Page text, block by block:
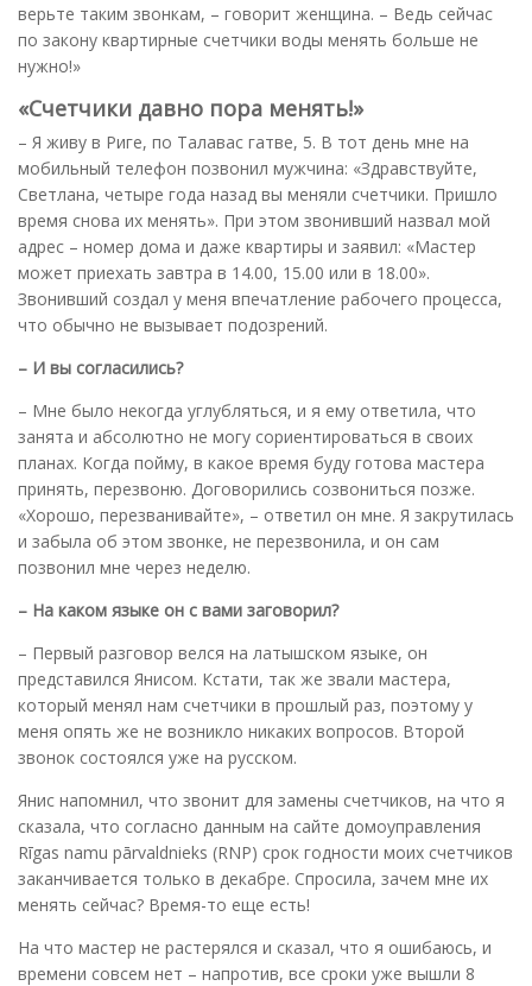
верьте таким звонкам, – говорит женщина. – Ведь сейчас
по закону квартирные счетчики воды менять больше не
нужно!»
«Счетчики давно пора менять!»
– Я живу в Риге, по Талавас гатве, 5. В тот день мне на
мобильный телефон позвонил мужчина: «Здравствуйте,
Светлана, четыре года назад вы меняли счетчики. Пришло
время снова их менять». При этом звонивший назвал мой
адрес – номер дома и даже квартиры и заявил: «Мастер
может приехать завтра в 14.00, 15.00 или в 18.00».
Звонивший создал у меня впечатление рабочего процесса,
что обычно не вызывает подозрений.
– И вы согласились?
– Мне было некогда углубляться, и я ему ответила, что
занята и абсолютно не могу сориентироваться в своих
планах. Когда пойму, в какое время буду готова мастера
принять, перезвоню. Договорились созвониться позже.
«Хорошо, перезванивайте», – ответил он мне. Я закрутилась
и забыла об этом звонке, не перезвонила, и он сам
позвонил мне через неделю.
– На каком языке он с вами заговорил?
– Первый разговор велся на латышском языке, он
представился Янисом. Кстати, так же звали мастера,
который менял нам счетчики в прошлый раз, поэтому у
меня опять же не возникло никаких вопросов. Второй
звонок состоялся уже на русском.
Янис напомнил, что звонит для замены счетчиков, на что я
сказала, что согласно данным на сайте домоуправления
Rīgas namu pārvaldnieks (RNP) срок годности моих счетчиков
заканчивается только в декабре. Спросила, зачем мне их
менять сейчас? Время-то еще есть!
На что мастер не растерялся и сказал, что я ошибаюсь, и
времени совсем нет – напротив, все сроки уже вышли 8